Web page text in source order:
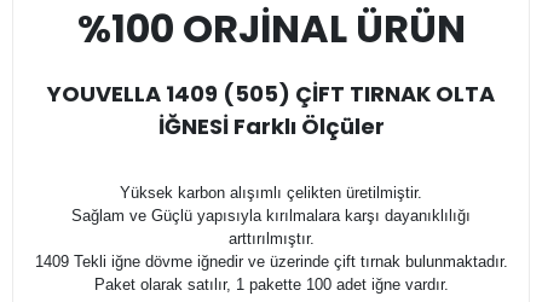
%100 ORJİNAL ÜRÜN
YOUVELLA 1409 (505) ÇİFT TIRNAK OLTA
İĞNESİ Farklı Ölçüler
Yüksek karbon alışımlı çelikten üretilmiştir.
Sağlam ve Güçlü yapısıyla kırılmalara karşı dayanıklılığı
arttırılmıştır.
1409 Tekli iğne dövme iğnedir ve üzerinde çift tırnak bulunmaktadır.
Paket olarak satılır, 1 pakette 100 adet iğne vardır.